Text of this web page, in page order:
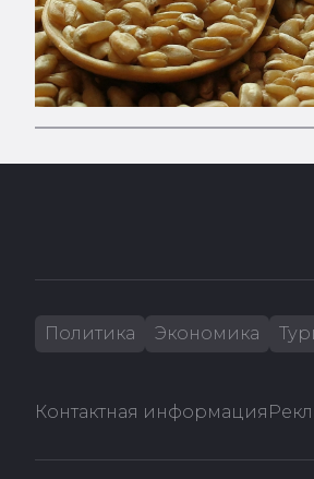
Политика Экономика
Контактная информация